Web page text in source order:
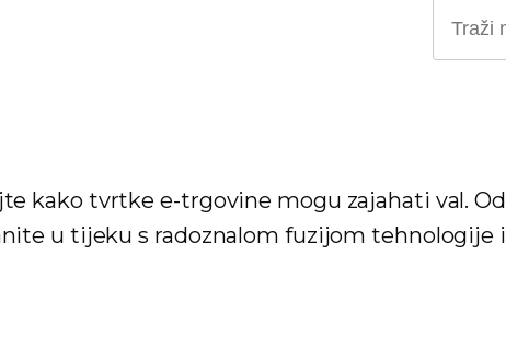
kako tvrtke e-trgovine mogu zajahati val. Od
u tijeku s radoznalom fuzijom tehnologije i